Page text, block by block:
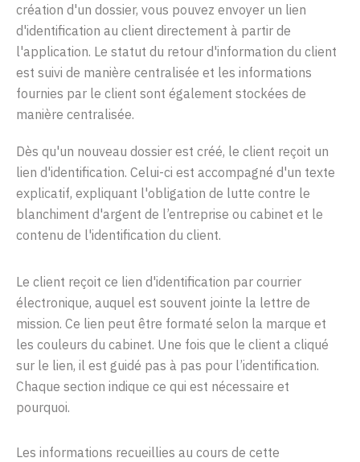
création d'un dossier, vous pouvez envoyer un lien
d'identification au client directement à partir de
l'application. Le statut du retour d'information du client
est suivi de manière centralisée et les informations
fournies par le client sont également stockées de
manière centralisée.
Dès qu'un nouveau dossier est créé, le client reçoit un
lien d'identification. Celui-ci est accompagné d'un texte
explicatif, expliquant l'obligation de lutte contre le
blanchiment d'argent de l’entreprise ou cabinet et le
contenu de l'identification du client.
Le client reçoit ce lien d'identification par courrier
électronique, auquel est souvent jointe la lettre de
mission. Ce lien peut être formaté selon la marque et
les couleurs du cabinet. Une fois que le client a cliqué
sur le lien, il est guidé pas à pas pour l’identifcation.
Chaque section indique ce qui est nécessaire et
pourquoi.
Les informations recueillies au cours de cette